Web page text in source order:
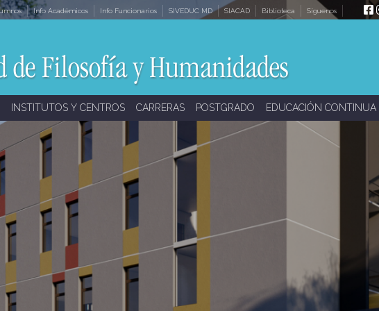
Info Académicos Info Funcionarios SIVEDUC MD SIACAD Biblioteca Síguenos
INSTITUTOS Y CENTROS CARRERAS POSTGRADO EDUCACIÓN CONTINUA